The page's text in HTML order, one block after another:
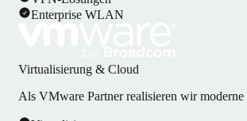
Enterprise WLAN
Virtualisierung & Cloud
Als VMware Partner realisieren wir